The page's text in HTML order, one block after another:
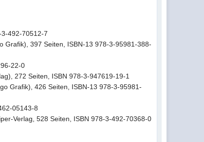
492-70512-7
Grafik), 397 Seiten, ISBN-13 978-3-95981-388-
22-0
272 Seiten, ISBN 978-3-947619-19-1
Grafik), 426 Seiten, ISBN-13 978-3-95981-
05143-8
Verlag, 528 Seiten, ISBN 978-3-492-70368-0